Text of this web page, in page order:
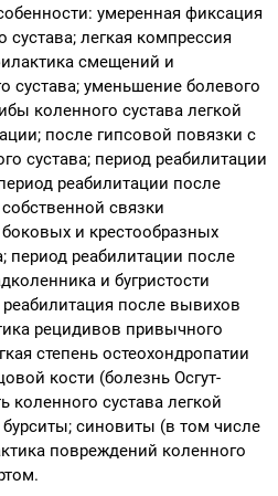
умеренная фиксация
сустава; легкая компрессия
смещений и
сустава; уменьшение болевого
коленного сустава легкой
после гипсовой повязки с
сустава; период реабилитации
реабилитации после
связки
и крестообразных
период реабилитации после
и бугристости
после вывихов
рецидивов привычного
степень остеохондропатии
кости (болезнь Осгут-
коленного сустава легкой
бурситы; синовиты (в том числе
повреждений коленного